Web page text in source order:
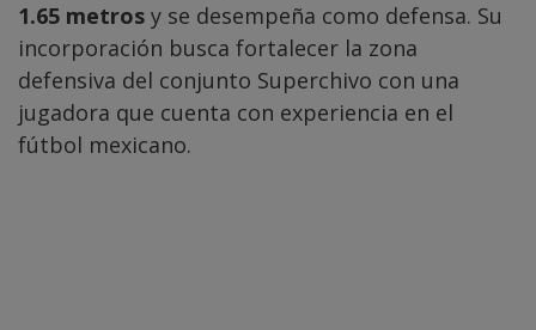
1.65 metros y se desempeña como defensa. Su
incorporación busca fortalecer la zona
defensiva del conjunto Superchivo con una
jugadora que cuenta con experiencia en el
fútbol mexicano.